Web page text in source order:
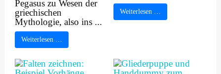
Pegasus zu Wesen der
griechischen
Mythologie, also ins ...
Weiterlesen …
Weiterlesen …